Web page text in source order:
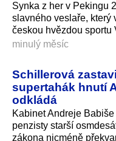
Synka z her v Pekingu
slavného veslaře, který
českou hvězdou sportu
minulý měsíc
Schillerová
supertahák hnutí
odkládá
Kabinet Andreje
penzisty starší
zákona nicméně